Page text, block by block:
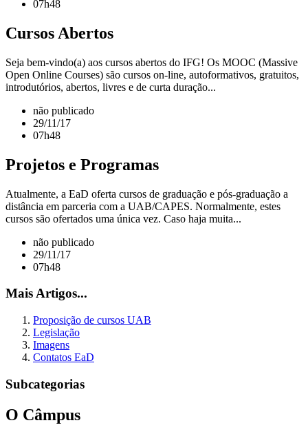
07h48
Cursos Abertos
Seja bem-vindo(a) aos cursos abertos do IFG! Os MOOC (Massive
Open Online Courses) são cursos on-line, autoformativos, gratuitos,
introdutórios, abertos, livres e de curta duração...
não publicado
29/11/17
07h48
Projetos e Programas
Atualmente, a EaD oferta cursos de graduação e pós-graduação a
distância em parceria com a UAB/CAPES. Normalmente, estes
cursos são ofertados uma única vez. Caso haja muita...
não publicado
29/11/17
07h48
Mais Artigos...
Proposição de cursos UAB
Legislação
Imagens
Contatos EaD
Subcategorias
O Câmpus